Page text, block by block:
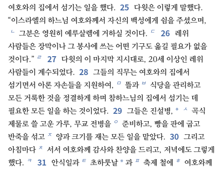
여호와의 집에서 섬기는 일을 했다. 25 다윗은 이렇게 말했다.
“이스라엘의 하느님 여호와께서 자신의 백성에게 쉼을 주셨으며,
ㄴ 그분은 영원히 예루살렘에 거하실 것이다. ㄷ 26
레위
사람들은 장막이나 그 봉사에 쓰는 어떤 기구도 옮길 필요가 없을
것이다.” ㄹ 27 다윗의 이 마지막 지시대로, 20세 이상인 레위
사람들이 계수되었다. 28 그들의 직무는 여호와의 집에서
섬기면서 아론 자손들을 지원하여, ㅁ 뜰과 ㅂ 식당을 관리하고
모든 거룩한 것을 정결하게 하며 참하느님의 집에서 섬기는 데
필요한 모든 일을 하는 것이었다. 29 그들은 진설병, * ㅅ 곡식
제물로 쓸 고운 가루, 무교 전병을 ㅇ 준비하고, 빵을 판에 굽고
반죽을 섞고 ㅈ 양과 크기를 재는 모든 일을 맡았다. 30 그리고
아침마다 ㅊ 서서 여호와께 감사와 찬양을 드리고, 저녁에도 그렇게
했다. ㅋ 31 안식일과 ㅌ 초하룻날 * 과 ㅍ 축제 철에 ㅎ 여호와께